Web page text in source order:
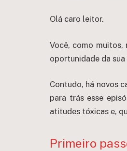
Olá caro leitor.
Você, como
oportunidade da
Contudo, há novos
para trás esse
atitudes tóxicas e,
Primeiro